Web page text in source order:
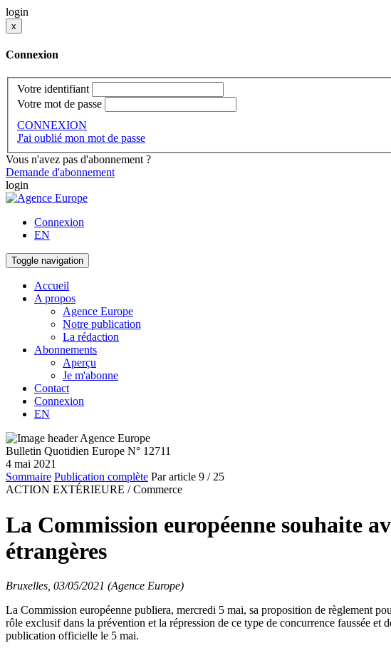
login
x
Connexion
Votre identifiant
Votre mot de passe
CONNEXION
J'ai oublié mon mot de passe
Vous n'avez pas d'abonnement ?
Demande d'abonnement
login
Connexion
EN
Toggle navigation
Accueil
A propos
Agence Europe
Notre publication
La rédaction
Abonnements
Aperçu
Je m'abonne
Contact
Connexion
EN
Bulletin Quotidien Europe N° 12711
4 mai 2021
Sommaire Publication complète Par article 9 / 25
ACTION EXTÉRIEURE / Commerce
La Commission européenne souhaite
étrangères
Bruxelles, 03/05/2021 (Agence Europe)
La Commission européenne publiera, mercredi 5 mai, sa proposition de règlement
rôle exclusif dans la prévention et la répression de ce type de concurrence faussée
publication officielle le 5 mai.